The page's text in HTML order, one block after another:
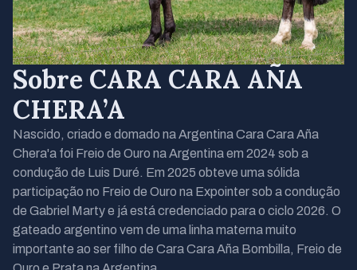
Sobre CARA CARA AÑA
CHERA’A
Nascido, criado e domado na Argentina Cara Cara Aña
Chera'a foi Freio de Ouro na Argentina em 2024 sob a
condução de Luis Duré. Em 2025 obteve uma sólida
participação no Freio de Ouro na Expointer sob a condução
de Gabriel Marty e já está credenciado para o ciclo 2026. O
gateado argentino vem de uma linha materna muito
importante ao ser filho de Cara Cara Aña Bombilla, Freio de